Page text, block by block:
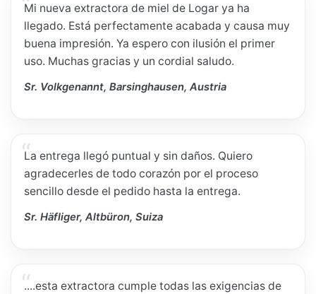
Mi nueva extractora de miel de Logar ya ha
llegado. Está perfectamente acabada y causa muy
buena impresión. Ya espero con ilusión el primer
uso. Muchas gracias y un cordial saludo.
Sr. Volkgenannt, Barsinghausen, Austria
La entrega llegó puntual y sin daños. Quiero
agradecerles de todo corazón por el proceso
sencillo desde el pedido hasta la entrega.
Sr. Häfliger, Altbüron, Suiza
....esta extractora cumple todas las exigencias de